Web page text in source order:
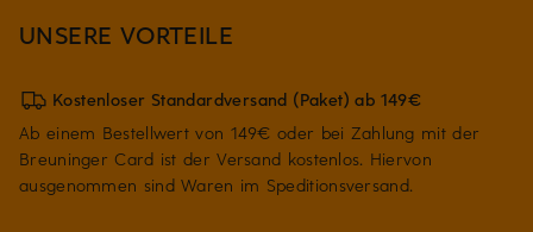
UNSERE VORTEILE
Kostenloser Standardversand (Paket) ab 149€
Ab einem Bestellwert von 149€ oder bei Zahlung mit der
Breuninger Card ist der Versand kostenlos. Hiervon
ausgenommen sind Waren im Speditionsversand.